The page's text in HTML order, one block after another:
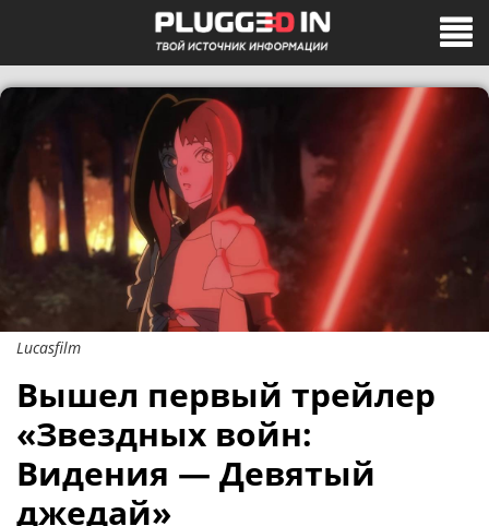
Lucasfilm
Вышел первый трейлер
«Звездных войн:
Видения — Девятый
джедай»